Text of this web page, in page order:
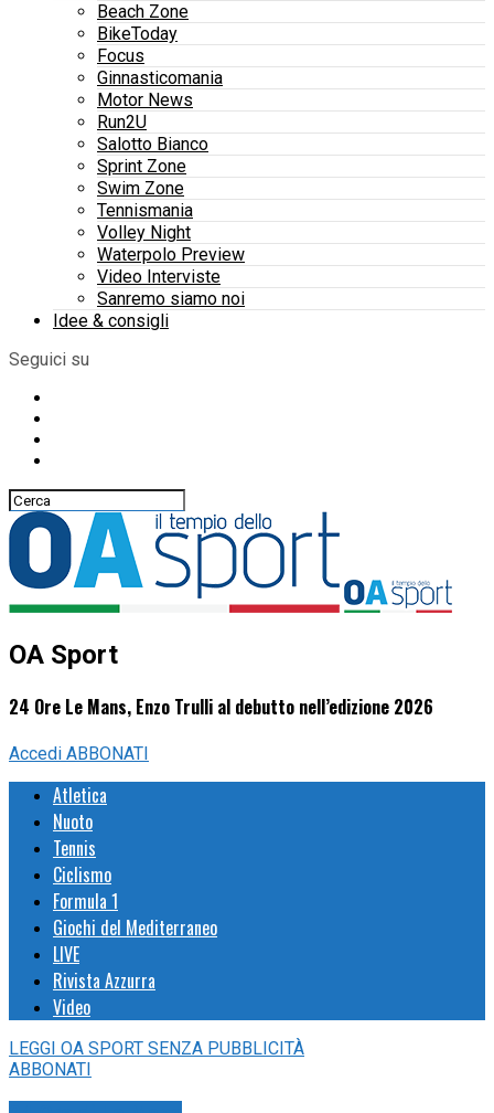
Beach Zone
BikeToday
Focus
Ginnasticomania
Motor News
Run2U
Salotto Bianco
Sprint Zone
Swim Zone
Tennismania
Volley Night
Waterpolo Preview
Video Interviste
Sanremo siamo noi
Idee & consigli
Seguici su
OA Sport
24 Ore Le Mans, Enzo Trulli al debutto nell’edizione 2026
Accedi ABBONATI
Atletica
Nuoto
Tennis
Ciclismo
Formula 1
Giochi del Mediterraneo
LIVE
Rivista Azzurra
Video
LEGGI OA SPORT SENZA PUBBLICITÀ
ABBONATI